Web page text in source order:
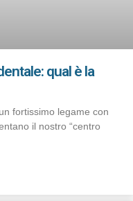
qual è la
fortissimo legame con
il nostro “centro